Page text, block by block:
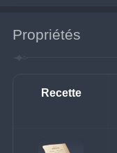
Propriétés
Recette